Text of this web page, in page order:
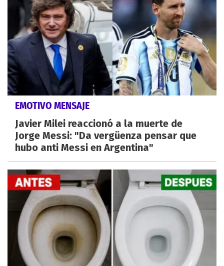
EMOTIVO MENSAJE
Javier Milei reaccionó a la muerte de
Jorge Messi: "Da vergüenza pensar que
hubo anti Messi en Argentina"